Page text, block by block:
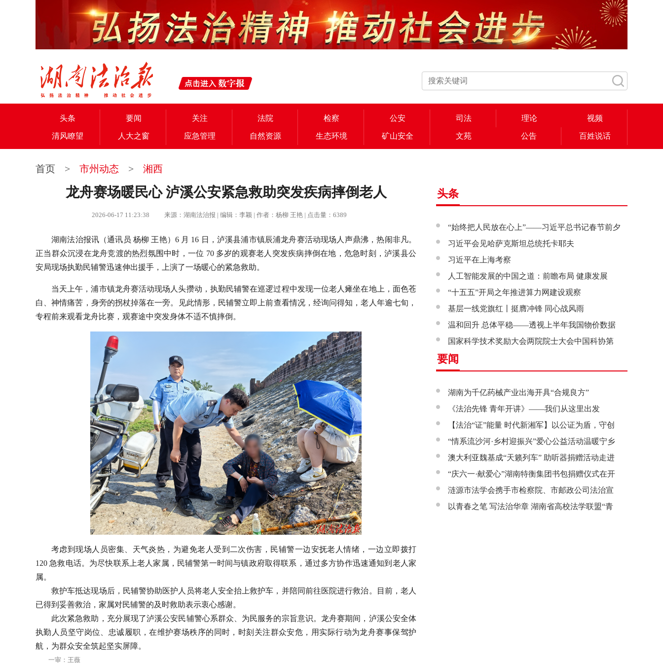
头条 要闻 关注 法院 检察 公安 司法 理论 视频
清风瞭望 人大之窗 应急管理 自然资源 生态环境 矿山安全 文苑 公告 百姓说话
首页 > 市州动态 > 湘西
龙舟赛场暖民心 泸溪公安紧急救助突发疾病摔倒老人
2026-06-17 11:23:38 来源：湖南法治报 | 编辑：李颖 | 作者：杨柳 王艳 | 点击量：6389
湖南法治报讯（通讯员 杨柳 王艳） 6 月 16 日，泸溪县浦市镇辰浦龙舟赛活动现场人声鼎沸，热闹非凡。
正当群众沉浸在龙舟竞渡的热烈氛围中时，一位 70 多岁的观赛老人突发疾病摔倒在地，危急时刻，泸溪县公
安局现场执勤民辅警迅速伸出援手，上演了一场暖心的紧急救助。
当天上午，浦市镇龙舟赛活动现场人头攒动，执勤民辅警在巡逻过程中发现一位老人瘫坐在地上，面色苍
白、神情痛苦，身旁的拐杖掉落在一旁。见此情形，民辅警立即上前查看情况，经询问得知，老人年逾七旬，
专程前来观看龙舟比赛，观赛途中突发身体不适不慎摔倒。
考虑到现场人员密集、天气炎热，为避免老人受到二次伤害，民辅警一边安抚老人情绪，一边立即拨打
120 急救电话。为尽快联系上老人家属，民辅警第一时间与镇政府取得联系，通过多方协作迅速通知到老人家
属。
救护车抵达现场后，民辅警协助医护人员将老人安全抬上救护车，并陪同前往医院进行救治。目前，老人
已得到妥善救治，家属对民辅警的及时救助表示衷心感谢。
此次紧急救助，充分展现了泸溪公安民辅警心系群众、为民服务的宗旨意识。龙舟赛期间，泸溪公安全体
执勤人员坚守岗位、忠诚履职，在维护赛场秩序的同时，时刻关注群众安危，用实际行动为龙舟赛事保驾护
航，为群众安全筑起坚实屏障。
一审：王薇
头条
“始终把人民放在心上”——习近平总书记春节前夕
赴辽宁看望慰问基层干部群众纪实
习近平会见哈萨克斯坦总统托卡耶夫
习近平在上海考察
人工智能发展的中国之道：前瞻布局 健康发展
“十五五”开局之年推进算力网建设观察
基层一线党旗红丨挺膺冲锋 同心战风雨
温和回升 总体平稳——透视上半年我国物价数据
国家科学技术奖励大会两院院士大会中国科协第
十一次全国代表大会在京召开
要闻
湖南为千亿药械产业出海开具“合规良方”
《法治先锋 青年开讲》——我们从这里出发
【法治“证”能量 时代新湘军】以公证为盾，守创
新之魂 湖南青年公证人为知识产权保护筑牢防线
“情系流沙河·乡村迎振兴”爱心公益活动温暖宁乡
市流沙河镇
澳大利亚魏基成“天籁列车” 助听器捐赠活动走进
开慧镇
“庆六一·献爱心”湖南特衡集团书包捐赠仪式在开
慧镇举行
涟源市法学会携手市检察院、市邮政公司法治宣
讲走进七星街镇仙洞中学
以青春之笔 写法治华章 湖南省高校法学联盟“青